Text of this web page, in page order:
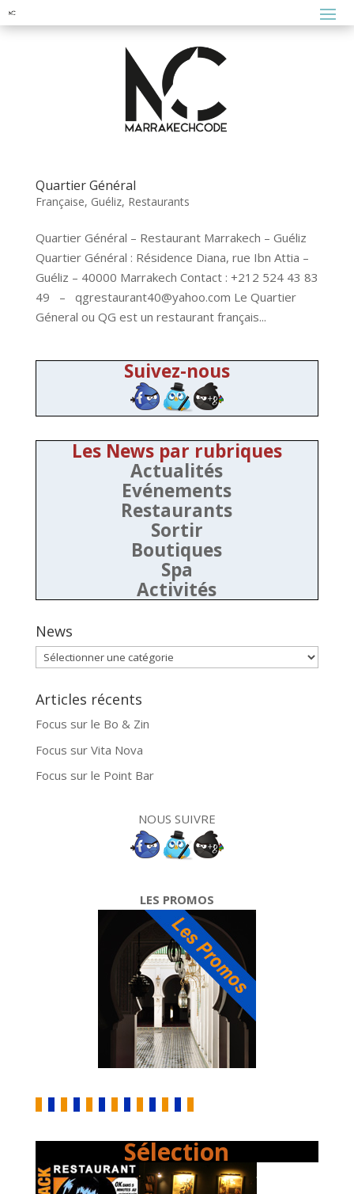
Quartier Général
Française, Guéliz, Restaurants
Quartier Général – Restaurant Marrakech – Guéliz
Quartier Général : Résidence Diana, rue Ibn Attia –
Guéliz – 40000 Marrakech Contact : +212 524 43 83
49 – qgrestaurant40@yahoo.com Le Quartier
Géneral ou QG est un restaurant français...
Suivez-nous
Les News par rubriques
Actualités
Evénements
Restaurants
Sortir
Boutiques
Spa
Activités
News
News
Articles récents
Focus sur le Bo & Zin
Focus sur Vita Nova
Focus sur le Point Bar
NOUS SUIVRE
LES PROMOS
Sélection